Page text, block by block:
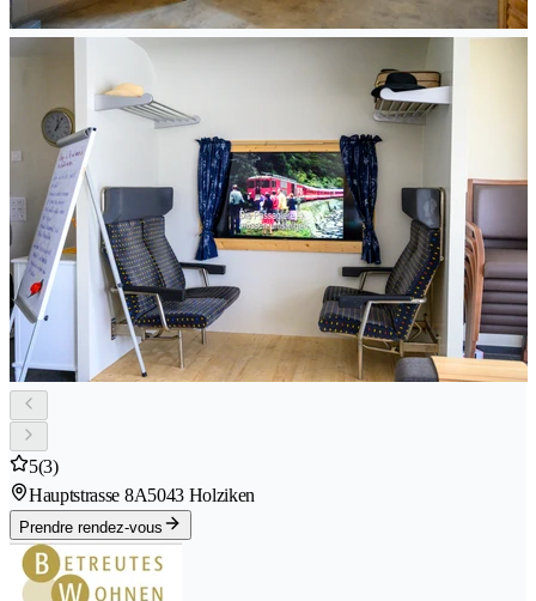
5(3)
Hauptstrasse 8A5043 Holziken
Prendre rendez-vous